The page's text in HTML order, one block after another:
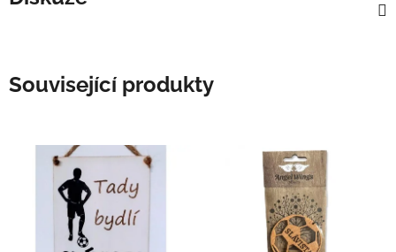
Související produkty